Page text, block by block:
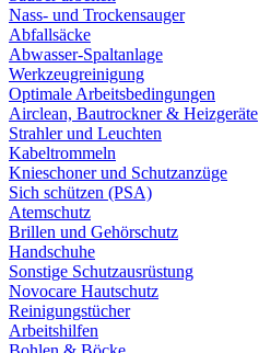
Nass- und Trockensauger
Abfallsäcke
Abwasser-Spaltanlage
Werkzeugreinigung
Optimale Arbeitsbedingungen
Airclean, Bautrockner & Heizgeräte
Strahler und Leuchten
Kabeltrommeln
Knieschoner und Schutzanzüge
Sich schützen (PSA)
Atemschutz
Brillen und Gehörschutz
Handschuhe
Sonstige Schutzausrüstung
Novocare Hautschutz
Reinigungstücher
Arbeitshilfen